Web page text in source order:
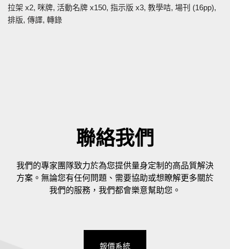
拉架 x2, 咪牌, 活動名牌 x150, 指示版 x3, 教學咭, 場刊 (16pp),
排版, 傳譯, 轉錄
聯絡我們
我們的專家團隊致力於為您提供量身定制的高品質解決
方案。無論您有任何問題、需要協助或想瞭解更多關於
我們的服務，我們都會樂意幫助您。
報價系統